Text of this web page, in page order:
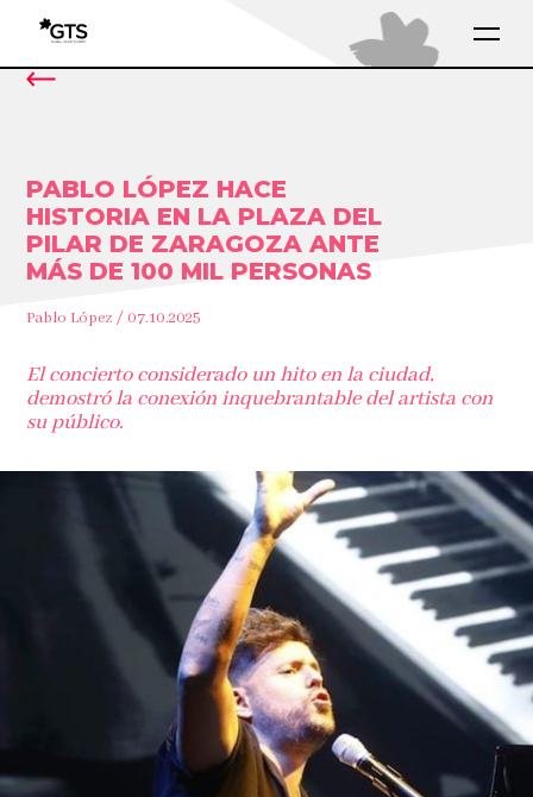
PABLO LÓPEZ HACE
HISTORIA EN LA PLAZA DEL
PILAR DE ZARAGOZA ANTE
MÁS DE 100 MIL PERSONAS
Pablo López / 07.10.2025
El concierto considerado un hito en la ciudad,
demostró la conexión inquebrantable del artista con
su público.